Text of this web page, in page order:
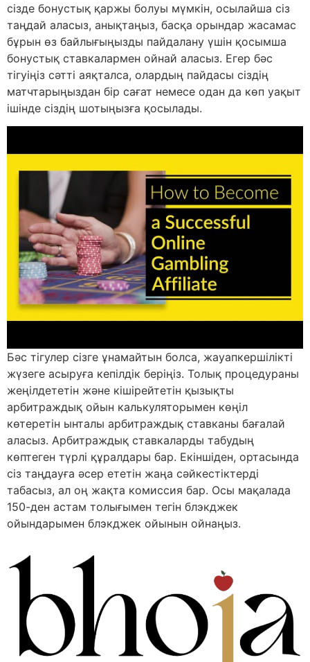
сізде бонустық қаржы болуы мүмкін, осылайша сіз
таңдай аласыз, анықтаңыз, басқа орындар жасамас
бұрын өз байлығыңызды пайдалану үшін қосымша
бонустық ставкалармен ойнай аласыз. Егер бәс
тігуіңіз сәтті аяқталса, олардың пайдасы сіздің
матчтарыңыздан бір сағат немесе одан да көп уақыт
ішінде сіздің шотыңызға қосылады.
Бәс тігулер сізге ұнамайтын болса, жауапкершілікті
жүзеге асыруға кепілдік беріңіз. Толық процедураны
жеңілдететін және кішірейтетін қызықты
арбитраждық ойын калькуляторымен көңіл
көтеретін ынталы арбитраждық ставканы бағалай
аласыз. Арбитраждық ставкаларды табудың
көптеген түрлі құралдары бар. Екіншіден, ортасында
сіз таңдауға әсер ететін жаңа сәйкестіктерді
табасыз, ал оң жақта комиссия бар. Осы мақалада
150-ден астам толығымен тегін блэкджек
ойындарымен блэкджек ойынын ойнаңыз.